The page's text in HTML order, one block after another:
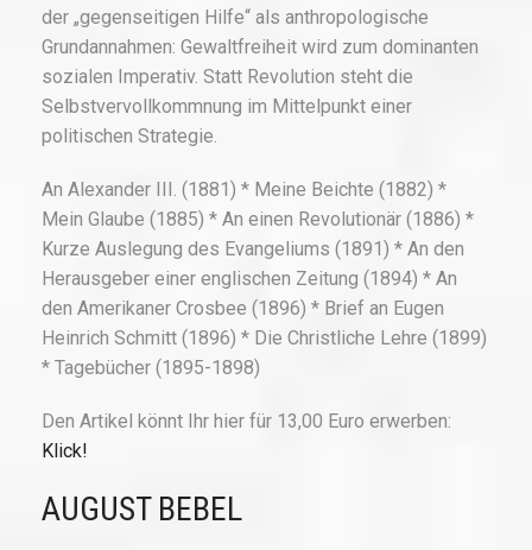
der „gegenseitigen Hilfe“ als anthropologische
Grundannahmen: Gewaltfreiheit wird zum dominanten
sozialen Imperativ. Statt Revolution steht die
Selbstvervollkommnung im Mittelpunkt einer
politischen Strategie.
An Alexander III. (1881) * Meine Beichte (1882) *
Mein Glaube (1885) * An einen Revolutionär (1886) *
Kurze Auslegung des Evangeliums (1891) * An den
Herausgeber einer englischen Zeitung (1894) * An
den Amerikaner Crosbee (1896) * Brief an Eugen
Heinrich Schmitt (1896) * Die Christliche Lehre (1899)
* Tagebücher (1895-1898)
Den Artikel könnt Ihr hier für 13,00 Euro erwerben:
Klick!
AUGUST BEBEL